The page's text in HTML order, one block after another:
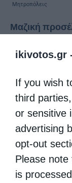
ikivotos.gr
If you wish
third
or sensitive
advertising
opt-out
Please
is
Μητροπόλεις
Μαζική
φτώχειας
Με, πέρα
Δεκεμβρίου
Πειραιά η
φτώχειας